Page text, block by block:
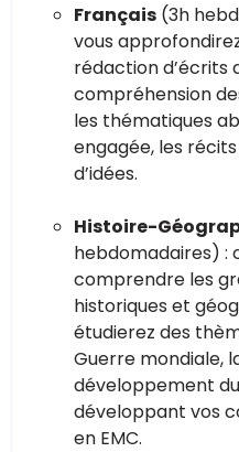
Français (3h
vous
rédaction
compréhension
les thématiques
engagée, les
d’idées.
Histoire-
hebdomadaires) :
comprendre les
historiques et
étudierez des
Guerre mondiale,
développement
développant vos
en EMC.